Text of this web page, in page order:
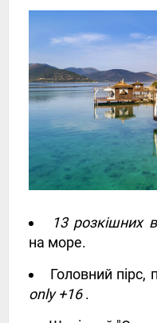
13 розкішних
на море.
Головний пірс,
only +16.